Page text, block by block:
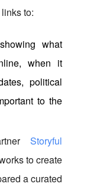
to:
what
when it
political
to the
Storyful
to create
a curated